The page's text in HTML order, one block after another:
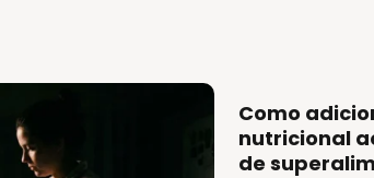
Como
nutricional
de